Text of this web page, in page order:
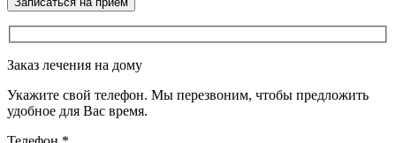
Заказ лечения на дому
Укажите свой телефон. Мы перезвоним, чтобы предложить
удобное для Вас время.